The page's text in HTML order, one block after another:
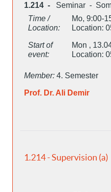
1.214 -
Seminar -
Time /
Location:
Mo, 9:00-
Location:
Start of
event:
Mon ,
Location:
Member: 4. Semester
Prof. Dr. Ali Demir
1.214 - Supervision (a)